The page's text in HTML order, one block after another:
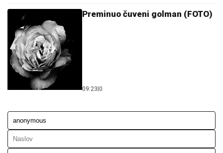
Preminuo čuveni golman (FOTO)
09:23 0